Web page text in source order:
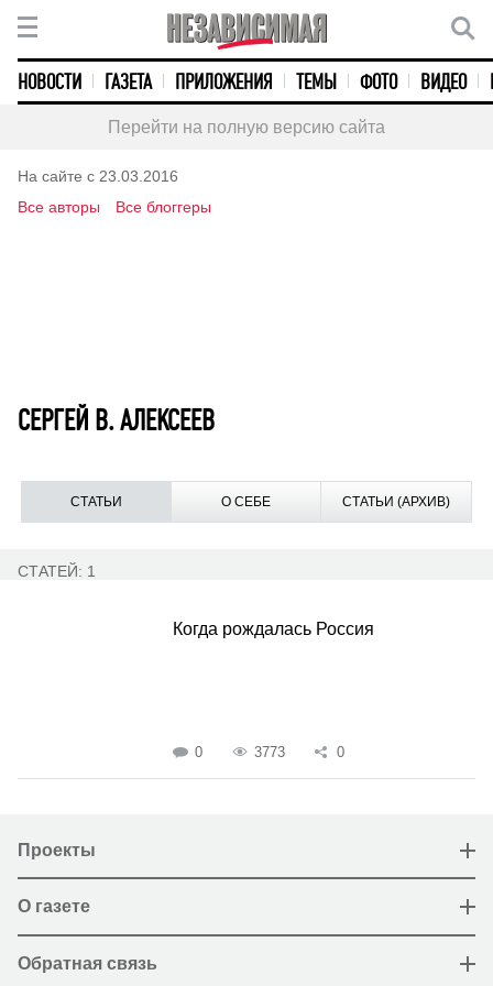
НОВОСТИ ГАЗЕТА ПРИЛОЖЕНИЯ ТЕМЫ ФОТО ВИДЕО
Перейти на полную версию сайта
На сайте с 23.03.2016
Все авторы
Все блоггеры
СЕРГЕЙ В. АЛЕКСЕЕВ
СТАТЬИ О СЕБЕ СТАТЬИ (АРХИВ)
СТАТЕЙ: 1
Когда рождалась Россия
0 3773 0
Проекты
О газете
Обратная связь